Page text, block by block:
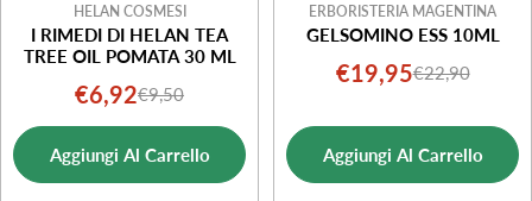
HELAN COSMESI
I RIMEDI DI HELAN TEA
TREE OIL POMATA 30 ML
Prezzo
di
vendita
€6,92Prezzo
normale
€9,50
Aggiungi Al Carrello
ERBORISTERIA MAGENTINA
GELSOMINO ESS 10ML
Prezzo
vendita
€19,95Prezzo
€22,90
Aggiungi Al Carrello